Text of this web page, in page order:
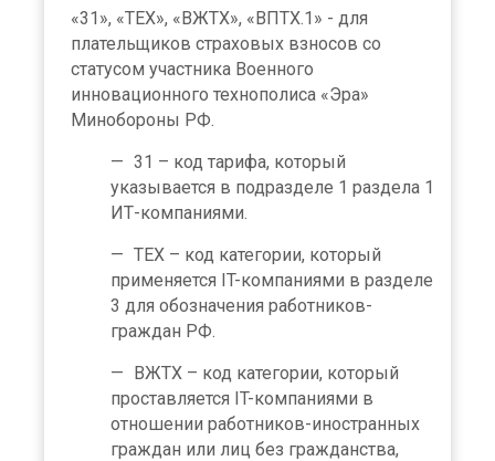
«31», «ТЕХ», «ВЖТХ», «ВПТХ.1» - для
плательщиков страховых взносов со
статусом участника Военного
инновационного технополиса «Эра»
Минобороны РФ.
31 – код тарифа, который
указывается в подразделе 1 раздела 1
ИТ-компаниями.
ТЕХ – код категории, который
применяется IT-компаниями в разделе
3 для обозначения работников-
граждан РФ.
ВЖТХ – код категории, который
проставляется IT-компаниями в
отношении работников-иностранных
граждан или лиц без гражданства,